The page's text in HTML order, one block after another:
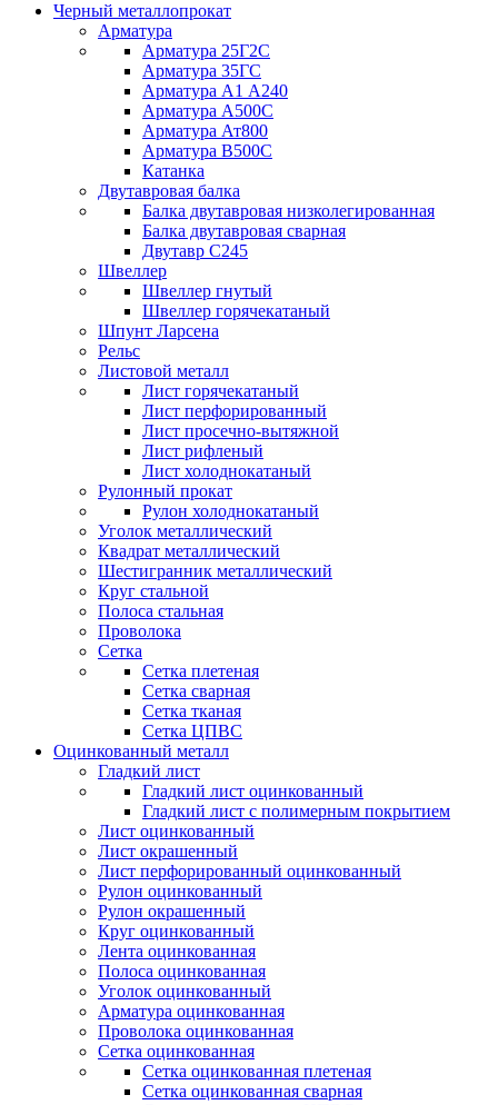
Черный металлопрокат
Арматура
Арматура 25Г2С
Арматура 35ГС
Арматура А1 А240
Арматура А500С
Арматура Ат800
Арматура В500С
Катанка
Двутавровая балка
Балка двутавровая низколегированная
Балка двутавровая сварная
Двутавр С245
Швеллер
Швеллер гнутый
Швеллер горячекатаный
Шпунт Ларсена
Рельс
Листовой металл
Лист горячекатаный
Лист перфорированный
Лист просечно-вытяжной
Лист рифленый
Лист холоднокатаный
Рулонный прокат
Рулон холоднокатаный
Уголок металлический
Квадрат металлический
Шестигранник металлический
Круг стальной
Полоса стальная
Проволока
Сетка
Сетка плетеная
Сетка сварная
Сетка тканая
Сетка ЦПВС
Оцинкованный металл
Гладкий лист
Гладкий лист оцинкованный
Гладкий лист с полимерным покрытием
Лист оцинкованный
Лист окрашенный
Лист перфорированный оцинкованный
Рулон оцинкованный
Рулон окрашенный
Круг оцинкованный
Лента оцинкованная
Полоса оцинкованная
Уголок оцинкованный
Арматура оцинкованная
Проволока оцинкованная
Сетка оцинкованная
Сетка оцинкованная плетеная
Сетка оцинкованная сварная